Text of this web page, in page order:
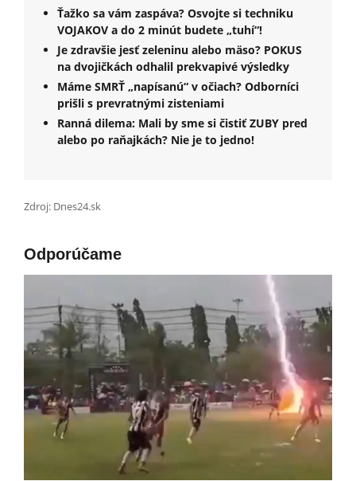
Ťažko sa vám zaspáva? Osvojte si techniku
VOJAKOV a do 2 minút budete „tuhí“!
Je zdravšie jesť zeleninu alebo mäso? POKUS
na dvojičkách odhalil prekvapivé výsledky
Máme SMRŤ „napísanú“ v očiach? Odborníci
prišli s prevratnými zisteniami
Ranná dilema: Mali by sme si čistiť ZUBY pred
alebo po raňajkách? Nie je to jedno!
Zdroj: Dnes24.sk
Odporúčame